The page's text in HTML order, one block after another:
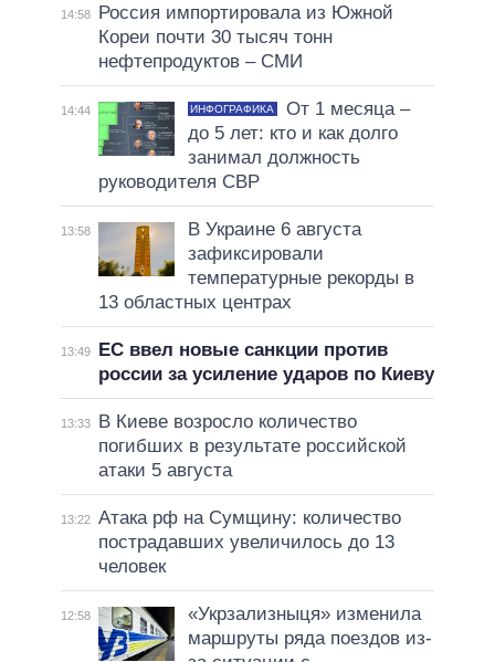
14:58
Россия импортировала из Южной
Кореи почти 30 тысяч тонн
нефтепродуктов – СМИ
14:44 ИНФОГРАФИКА
От 1 месяца –
до 5 лет: кто и как долго
занимал должность
руководителя СВР
13:58
В Украине 6 августа
зафиксировали
температурные рекорды в
13 областных центрах
13:49
ЕС ввел новые санкции против
россии за усиление ударов по Киеву
13:33
В Киеве возросло количество
погибших в результате российской
атаки 5 августа
13:22 Атака рф на Сумщину: количество
пострадавших увеличилось до 13
человек
12:58
«Укрзализныця» изменила
маршруты ряда поездов из-